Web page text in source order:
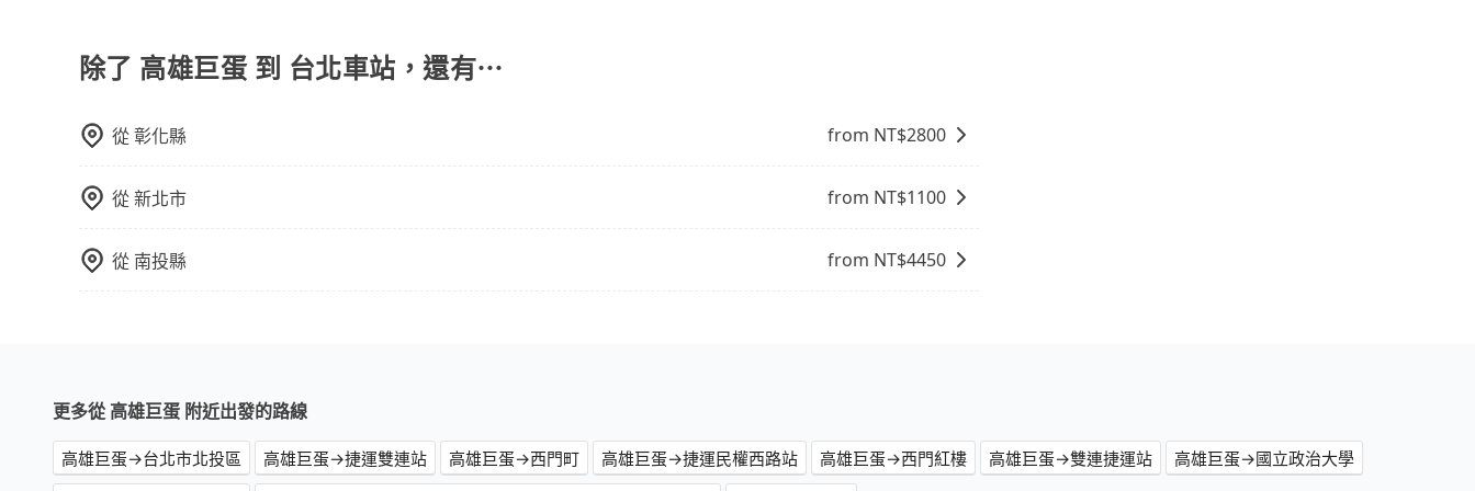
可乘坐八位乘客，並可攜帶八個隨身行李與六個30吋行李箱。 為了確保行車安全及遵守相關法規，我們不能超
載人數。 如果您攜帶的行李或物品較多，我們會根據情況收取微搬家費用，費用在300至500元之間。
除了 高雄巨蛋 到 台北車站，還有⋯
從彰化縣 from NT$2800
從新北市 from NT$1100
從 南投縣 from NT$4450
更多從 高雄巨蛋 附近出發的路線
高雄巨蛋→台北市北投區 高雄巨蛋→捷運雙連站 高雄巨蛋→西門町 高雄巨蛋→捷運民權西路站 高雄巨蛋→西門紅樓 高雄巨蛋→雙連捷運站
高雄巨蛋→國立政治大學